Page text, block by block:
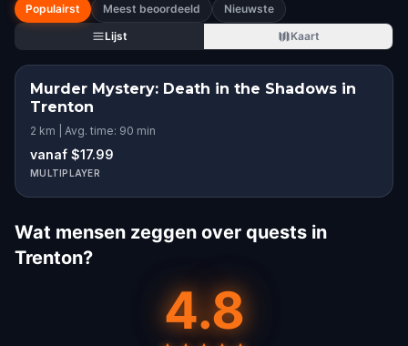
Populairst Meest beoordeeld
Nieuwste
Lijst
Kaart
Murder Mystery: Death in the Shadows in
Trenton
2 km | Avg. time: 90 min
vanaf $17.99
MULTIPLAYER
Wat mensen zeggen over quests in
Trenton?
4.8